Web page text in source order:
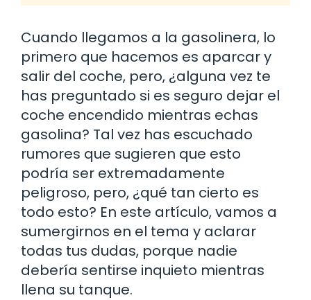
Cuando llegamos a la gasolinera, lo
primero que hacemos es aparcar y
salir del coche, pero, ¿alguna vez te
has preguntado si es seguro dejar el
coche encendido mientras echas
gasolina? Tal vez has escuchado
rumores que sugieren que esto
podría ser extremadamente
peligroso, pero, ¿qué tan cierto es
todo esto? En este artículo, vamos a
sumergirnos en el tema y aclarar
todas tus dudas, porque nadie
debería sentirse inquieto mientras
llena su tanque.